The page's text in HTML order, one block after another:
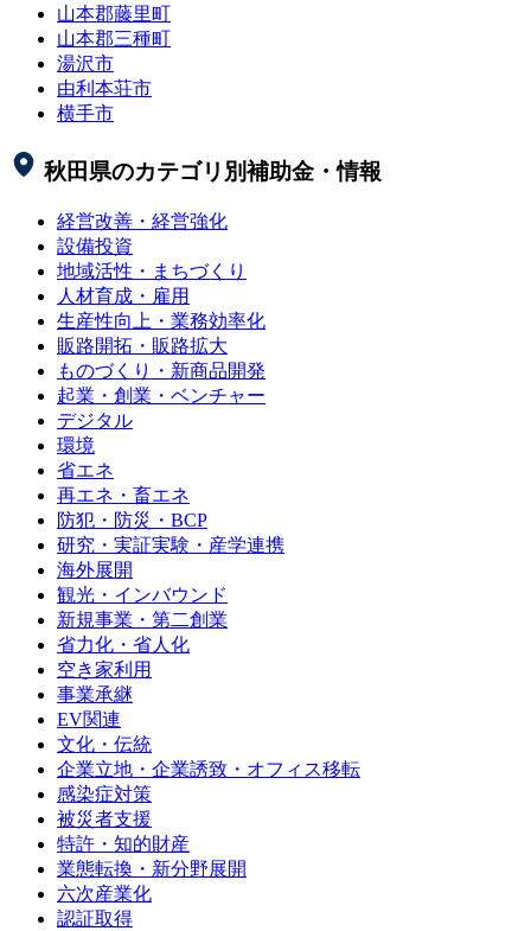
山本郡藤里町
山本郡三種町
湯沢市
由利本荘市
横手市
秋田県のカテゴリ別補助金・情報
経営改善・経営強化
設備投資
地域活性・まちづくり
人材育成・雇用
生産性向上・業務効率化
販路開拓・販路拡大
ものづくり・新商品開発
起業・創業・ベンチャー
デジタル
環境
省エネ
再エネ・畜エネ
防犯・防災・BCP
研究・実証実験・産学連携
海外展開
観光・インバウンド
新規事業・第二創業
省力化・省人化
空き家利用
事業承継
EV関連
文化・伝統
企業立地・企業誘致・オフィス移転
感染症対策
被災者支援
特許・知的財産
業態転換・新分野展開
六次産業化
認証取得